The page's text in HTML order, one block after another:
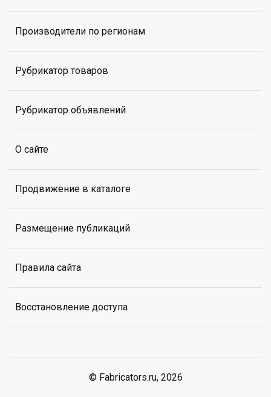
Производители по регионам
Рубрикатор товаров
Рубрикатор объявлений
О сайте
Продвижение в каталоге
Размещение публикаций
Правила сайта
Восстановление доступа
© Fabricators.ru, 2026